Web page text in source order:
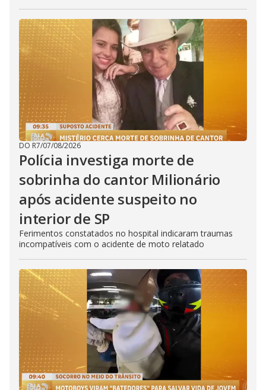
DO R7/07/08/2026
Polícia investiga morte de
sobrinha do cantor Milionário
após acidente suspeito no
interior de SP
Ferimentos constatados no hospital indicaram traumas
incompatíveis com o acidente de moto relatado